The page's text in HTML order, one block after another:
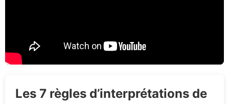
Les 7 règles d’interprétations de